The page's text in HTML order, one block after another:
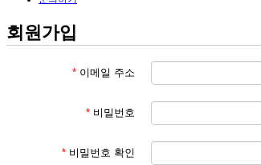
회원가입
* 이메일 주소
* 비밀번호
* 비밀번호 확인